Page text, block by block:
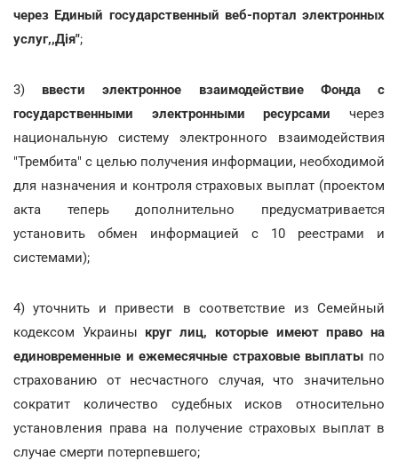
через Единый государственный веб-портал электронных
услуг,,Дія";
3) ввести электронное взаимодействие Фонда с
государственными электронными ресурсами через
национальную систему электронного взаимодействия
"Трембита" с целью получения информации, необходимой
для назначения и контроля страховых выплат (проектом
акта теперь дополнительно предусматривается
установить обмен информацией с 10 реестрами и
системами);
4) уточнить и привести в соответствие из Семейный
кодексом Украины круг лиц, которые имеют право на
единовременные и ежемесячные страховые выплаты по
страхованию от несчастного случая, что значительно
сократит количество судебных исков относительно
установления права на получение страховых выплат в
случае смерти потерпевшего;